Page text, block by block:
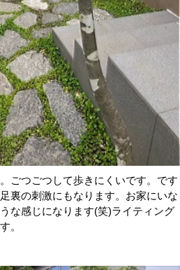
ごつごつして歩きにくいです。です
裏の刺激にもなります。お家にいな
な感じになります(笑)ライティング
。